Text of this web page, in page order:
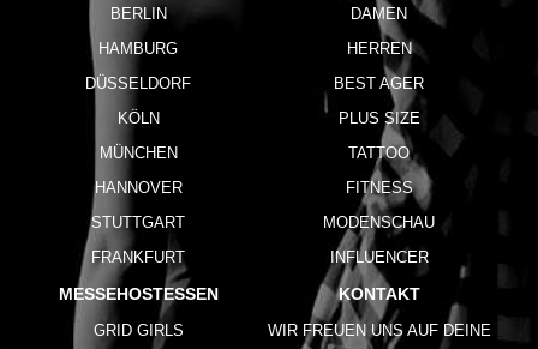
BERLIN
HAMBURG
DÜSSELDORF
KÖLN
MÜNCHEN
HANNOVER
STUTTGART
FRANKFURT
DAMEN
HERREN
BEST AGER
PLUS SIZE
TATTOO
FITNESS
MODENSCHAU
INFLUENCER
MESSEHOSTESSEN
GRID GIRLS
KONTAKT
WIR FREUEN UNS AUF DEINE